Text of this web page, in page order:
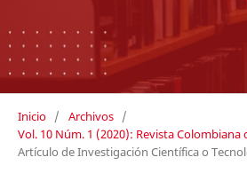
Inicio / Archivos /
Vol. 10 Núm. 1 (2020): Revista Colombiana
Artículo de Investigación Científica o